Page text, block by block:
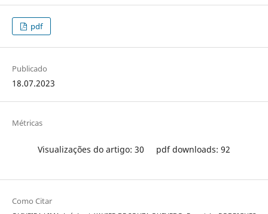
pdf
Publicado
18.07.2023
Métricas
Visualizações do artigo: 30 pdf downloads: 92
Como Citar